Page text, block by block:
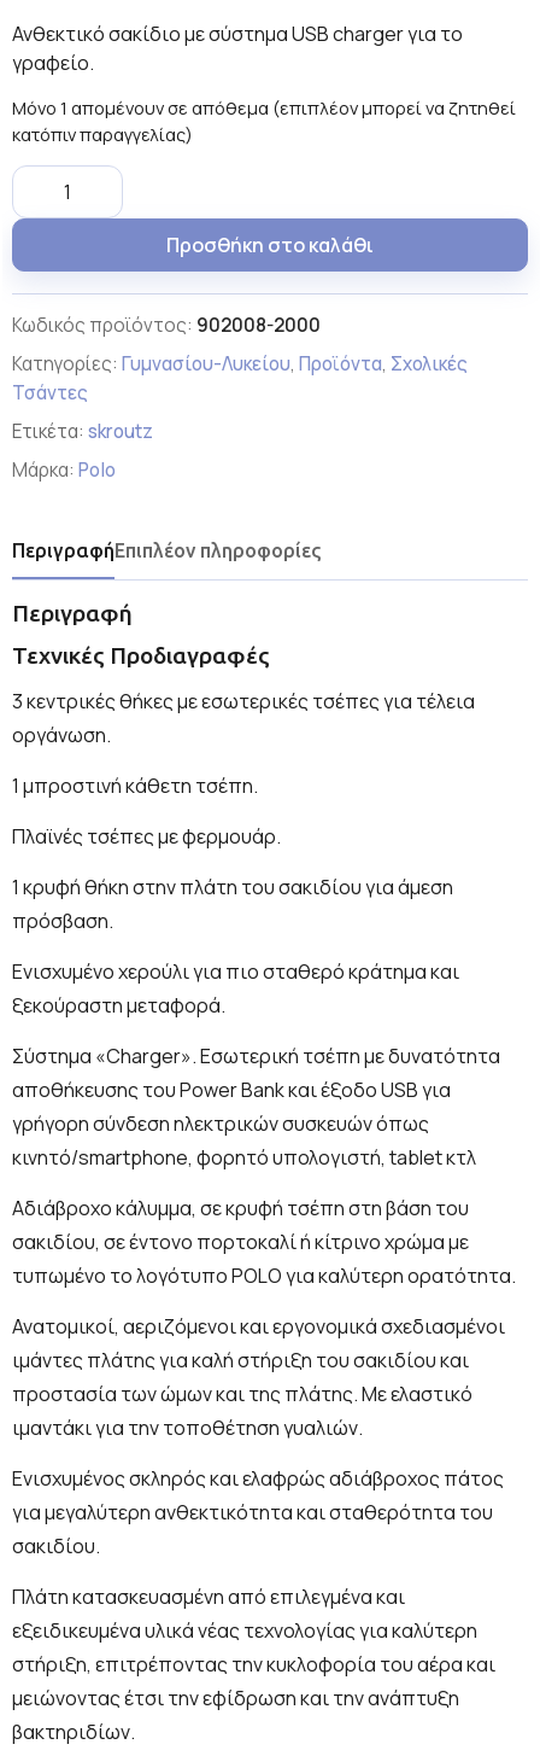
Ανθεκτικό σακίδιο με σύστημα USB charger για το
γραφείο.
Μόνο 1 απομένουν σε απόθεμα (επιπλέον μπορεί να ζητηθεί
κατόπιν παραγγελίας)
Προσθήκη στο καλάθι
Κωδικός προϊόντος: 902008-2000
Κατηγορίες: Γυμνασίου-Λυκείου, Προϊόντα, Σχολικές
Τσάντες
Ετικέτα: skroutz
Μάρκα: Polo
ΠεριγραφήΕπιπλέον πληροφορίες
Περιγραφή
Τεχνικές Προδιαγραφές
3 κεντρικές θήκες με εσωτερικές τσέπες για τέλεια
οργάνωση.
1 μπροστινή κάθετη τσέπη.
Πλαϊνές τσέπες µε φερμουάρ.
1 κρυφή θήκη στην πλάτη του σακιδίου για άμεση
πρόσβαση.
Ενισχυμένο χερούλι για πιο σταθερό κράτηµα και
ξεκούραστη μεταφορά.
Σύστημα «Charger». Εσωτερική τσέπη με δυνατότητα
αποθήκευσης του Power Bank και έξοδο USB για
γρήγορη σύνδεση ηλεκτρικών συσκευών όπως
κινητό/smartphone, φορητό υπολογιστή, tablet κτλ
Αδιάβροχο κάλυμμα, σε κρυφή τσέπη στη βάση του
σακιδίου, σε έντονο πορτοκαλί ή κίτρινο χρώμα με
τυπωμένο το λογότυπο POLO για καλύτερη ορατότητα.
Ανατομικοί, αεριζόμενοι και εργονομικά σχεδιασμένοι
ιμάντες πλάτης για καλή στήριξη του σακιδίου και
προστασία των ώμων και της πλάτης. Με ελαστικό
ιμαντάκι για την τοποθέτηση γυαλιών.
Ενισχυμένος σκληρός και ελαφρώς αδιάβροχος πάτος
για μεγαλύτερη ανθεκτικότητα και σταθερότητα του
σακιδίου.
Πλάτη κατασκευασμένη από επιλεγμένα και
εξειδικευμένα υλικά νέας τεχνολογίας για καλύτερη
στήριξη, επιτρέποντας την κυκλοφορία του αέρα και
μειώνοντας έτσι την εφίδρωση και την ανάπτυξη
βακτηριδίων.